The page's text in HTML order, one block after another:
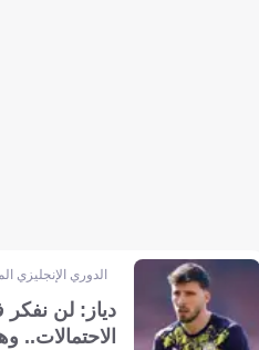
الدوري الإنجليزي
دياز: لن
الاحتمالات..